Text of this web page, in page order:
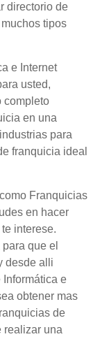
directorio de
tipos
e Internet
usted,
completo
en una
para
franquicia ideal
Franquicias
en hacer
interese.
que el
desde alli
e
obtener mas
de
realizar una